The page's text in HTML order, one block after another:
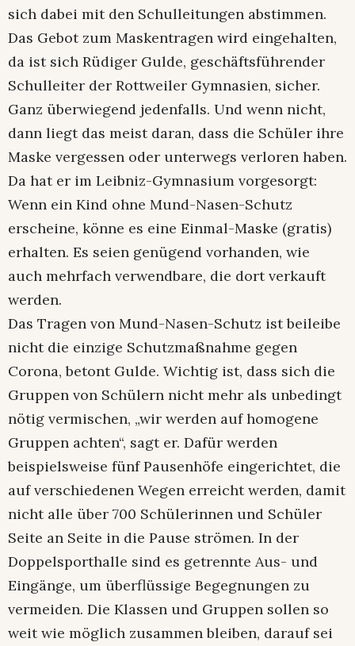
sich dabei mit den Schulleitungen abstimmen.
Das Gebot zum Maskentragen wird eingehalten,
da ist sich Rüdiger Gulde, geschäftsführender
Schulleiter der Rottweiler Gymnasien, sicher.
Ganz überwiegend jedenfalls. Und wenn nicht,
dann liegt das meist daran, dass die Schüler ihre
Maske vergessen oder unterwegs verloren haben.
Da hat er im Leibniz-Gymnasium vorgesorgt:
Wenn ein Kind ohne Mund-Nasen-Schutz
erscheine, könne es eine Einmal-Maske (gratis)
erhalten. Es seien genügend vorhanden, wie
auch mehrfach verwendbare, die dort verkauft
werden.
Das Tragen von Mund-Nasen-Schutz ist beileibe
nicht die einzige Schutzmaßnahme gegen
Corona, betont Gulde. Wichtig ist, dass sich die
Gruppen von Schülern nicht mehr als unbedingt
nötig vermischen, „wir werden auf homogene
Gruppen achten“, sagt er. Dafür werden
beispielsweise fünf Pausenhöfe eingerichtet, die
auf verschiedenen Wegen erreicht werden, damit
nicht alle über 700 Schülerinnen und Schüler
Seite an Seite in die Pause strömen. In der
Doppelsporthalle sind es getrennte Aus- und
Eingänge, um überflüssige Begegnungen zu
vermeiden. Die Klassen und Gruppen sollen so
weit wie möglich zusammen bleiben, darauf sei